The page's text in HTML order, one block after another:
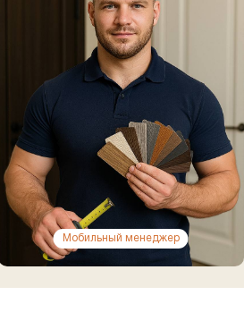
Мобильный менеджер